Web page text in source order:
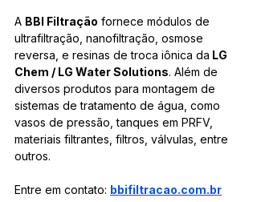
A BBI Filtração fornece módulos de
ultrafiltração, nanofiltração, osmose
reversa, e resinas de troca iônica da LG
Chem / LG Water Solutions. Além de
diversos produtos para montagem de
sistemas de tratamento de água, como
vasos de pressão, tanques em PRFV,
materiais filtrantes, filtros, válvulas, entre
outros.
Entre em contato: bbifiltracao.com.br